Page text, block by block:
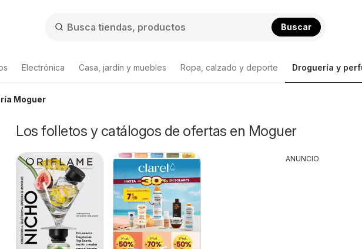
Buscar
Electrónica Casa, jardín y muebles Ropa, calzado y deporte Droguería y
Moguer
Los folletos y catálogos de ofertas en Moguer
ANUNCIO